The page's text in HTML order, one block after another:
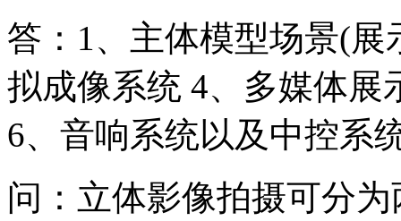
答：1、主体模型场景(
拟成像系统 4、多媒体展
6、音响系统以及中控系
问：立体影像拍摄可分